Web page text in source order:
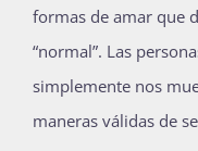
formas de amar que
“normal”. Las
simplemente nos
maneras válidas de